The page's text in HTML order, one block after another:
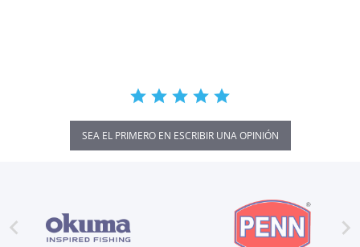
SEA EL PRIMERO EN ESCRIBIR UNA OPINIÓN
 